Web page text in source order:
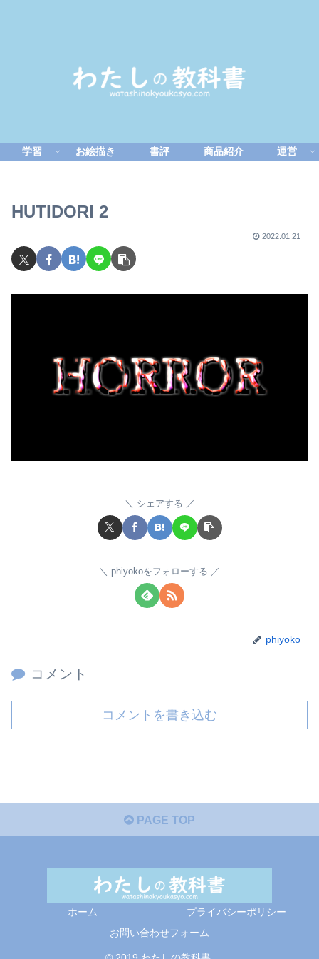
学習 お絵描き 書評 商品紹介 運営
HUTIDORI 2
2022.01.21
シェアする
phiyokoをフォローする
phiyoko
コメント
コメントを書き込む
PAGE TOP
ホーム
プライバシーポリシー
お問い合わせフォーム